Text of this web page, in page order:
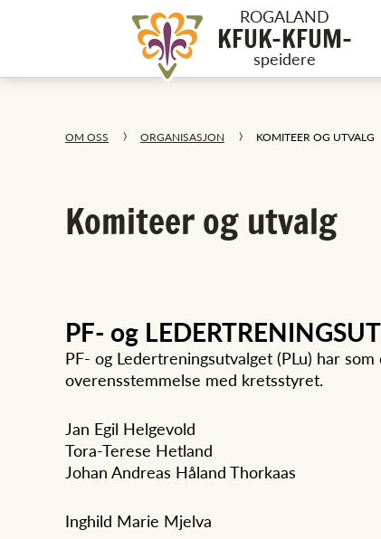
ROGALAND
KFUK-KFUM-
speidere
OM OSS ORGANISASJON KOMITEER OG UTVALG
Komiteer og utvalg
PF- og
PF- og Ledertreningsutvalget (PLu) har
overensstemmelse med kretsstyret.
Jan Egil Helgevold
Tora-Terese Hetland
Johan Andreas Håland Thorkaas
Inghild Marie Mjelva